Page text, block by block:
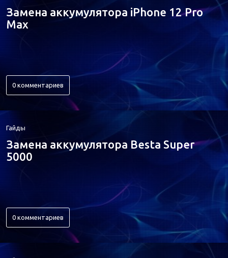
Замена аккумулятора iPhone 12 Pro
Max
0 комментариев
Гайды
Замена аккумулятора Besta Super
5000
0 комментариев